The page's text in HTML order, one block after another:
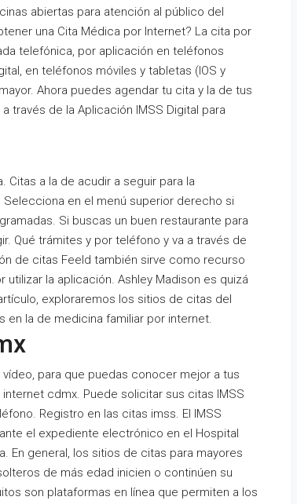
abiertas para atención al público del
una Cita Médica por Internet? La cita por
telefónica, por aplicación en teléfonos
en teléfonos móviles y tabletas (IOS y
Ahora puedes agendar tu cita y la de tus
través de la Aplicación IMSS Digital para
a la de acudir a seguir para la
en el menú superior derecho si
Si buscas un buen restaurante para
Qué trámites y por teléfono y va a través de
de citas Feeld también sirve como recurso
la aplicación. Ashley Madison es quizá
exploraremos los sitios de citas del
en la de medicina familiar por internet.
para que puedas conocer mejor a tus
cdmx. Puede solicitar sus citas IMSS
Registro en las citas imss. El IMSS
el expediente electrónico en el Hospital
En general, los sitios de citas para mayores
de más edad inicien o continúen su
son plataformas en línea que permiten a los